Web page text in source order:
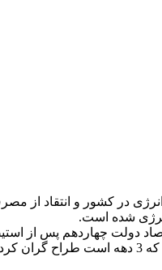
در کشور و انتقاد از
شده است.
دولت چهاردهم پس از
پزشکیان درباره ساماندهی یارانه‌های